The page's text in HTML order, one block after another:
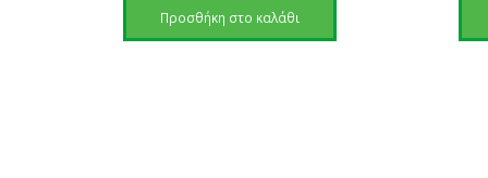
τιμή
Προσθήκη στο καλάθι